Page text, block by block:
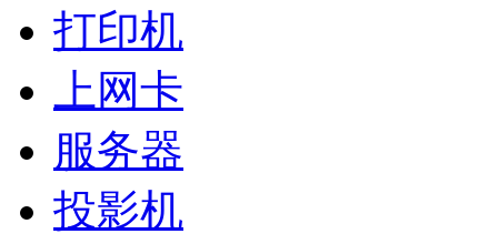
打印机
上网卡
服务器
投影机